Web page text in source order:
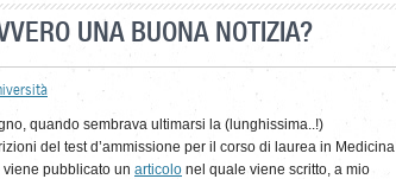
UNA BUONA NOTIZIA?
quando sembrava ultimarsi la (lunghissima..!)
del test d’ammissione per il corso di laurea in Medicina
pubblicato un articolo nel quale viene scritto, a mio